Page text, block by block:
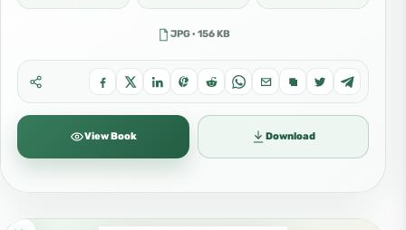
JPG · 156 KB
View Book Download